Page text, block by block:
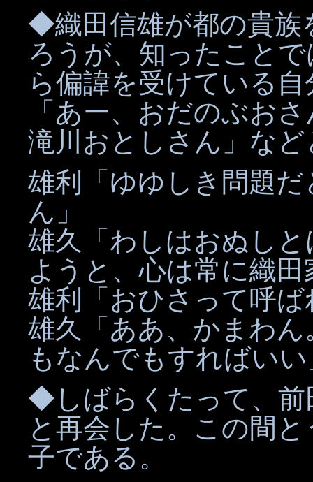
◆織田信雄が都の貴族
ろうが、知ったこと
ら偏諱を受けている
「あー、おだのぶお
滝川おとしさん」な
雄利「ゆゆしき問題
ん」
雄久「わしはおぬし
ようと、心は常に織
雄利「おひさって呼
雄久「ああ、かまわ
もなんでもすればい
◆しばらくたって、前
と再会した。この間
子である。